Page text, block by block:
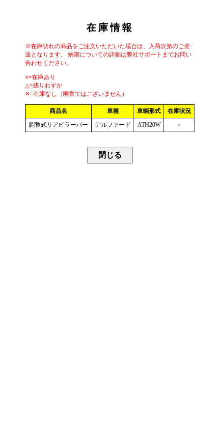
在庫情報
※在庫切れの商品をご注文いただいた場合は、入荷次第のご発
送となります。 納期についての詳細は弊社サポートまでお問い
合わせください。
○=在庫あり
△=残りわずか
✕=在庫なし（廃番ではございません）
商品名 車種 車輌形式
在庫状況
調整式リアピラーバー
アルファード ATH20W ○